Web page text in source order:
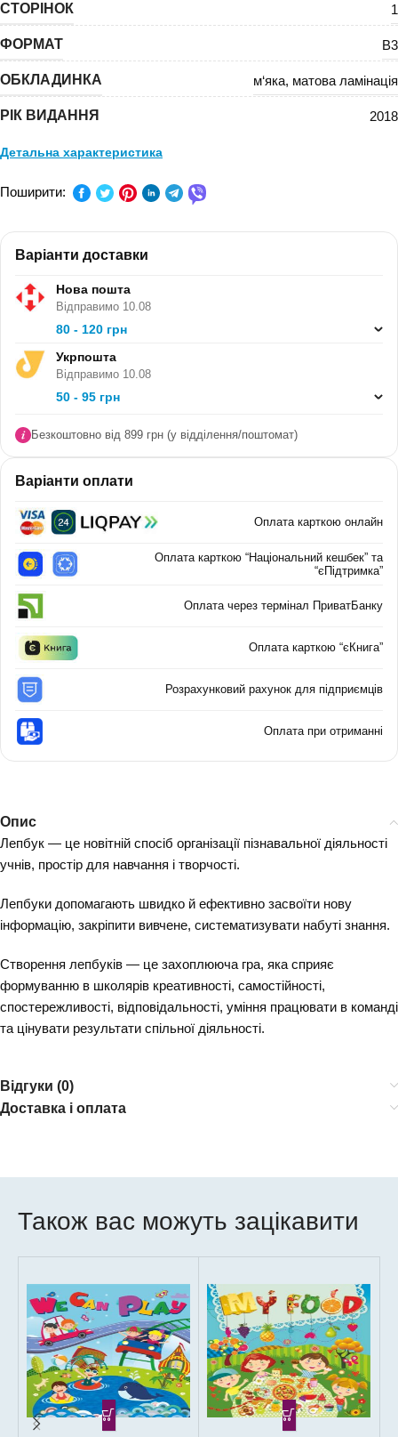
СТОРІНОК 1
ФОРМАТ В3
ОБКЛАДИНКА м‘яка, матова ламінація
РІК ВИДАННЯ 2018
Детальна характеристика
ПРЕДМЕТ:
СЕРІЯ:
В ПАЧЦІ (ШТ):
Поширити:
Варіанти доставки
Нова пошта
Відправимо 10.08
80 - 120 грн
Укрпошта
Відправимо 10.08
50 - 95 грн
Безкоштовно від 899 грн (у відділення/поштомат)
Варіанти оплати
Оплата карткою онлайн
Оплата карткою “Національний кешбек” та
“єПідтримка”
Оплата через термінал ПриватБанку
Оплата карткою “єКнига”
Розрахунковий рахунок для підприємців
Оплата при отриманні
Опис
Лепбук — це новітній спосіб організації пізнавальної діяльності
учнів, простір для навчання і творчості.
Лепбуки допомагають швидко й ефективно засвоїти нову
інформацію, закріпити вивчене, систематизувати набуті знання.
Створення лепбуків — це захоплююча гра, яка сприяє
формуванню в школярів креативності, самостійності,
спостережливості, відповідальності, уміння працювати в команді
та цінувати результати спільної діяльності.
Відгуки (0)
Доставка і оплата
Також вас можуть зацікавити